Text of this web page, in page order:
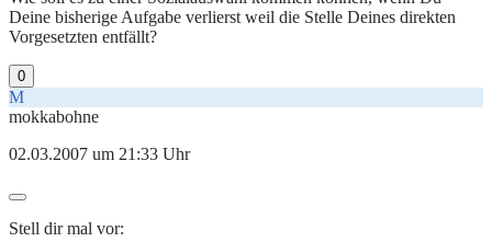
Deine bisherige Aufgabe verlierst weil die Stelle Deines direkten
Vorgesetzten entfällt?
0
M
mokkabohne
02.03.2007 um 21:33 Uhr
Stell dir mal vor: